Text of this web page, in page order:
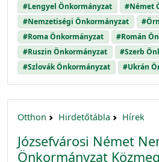
#Lengyel Önkormányzat
#Német
#Nemzetiségi Önkormányzat
#Roma Önkormányzat
#Román
#Ruszin Önkormányzat
#Szerb
#Szlovák Önkormányzat
#Ukrán
Otthon Hirdetőtábla Hírek
Józsefvárosi Német
Önkormányzat